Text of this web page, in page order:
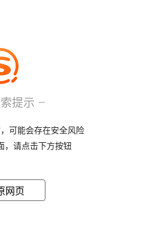
提示
可能会存在安全风险
，请点击下方按钮
网页